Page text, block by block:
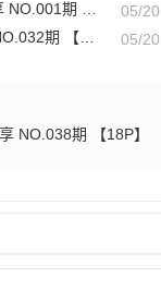
期 【51P】
05/20
【39P2V】 05/20
NO.038期 【18P】